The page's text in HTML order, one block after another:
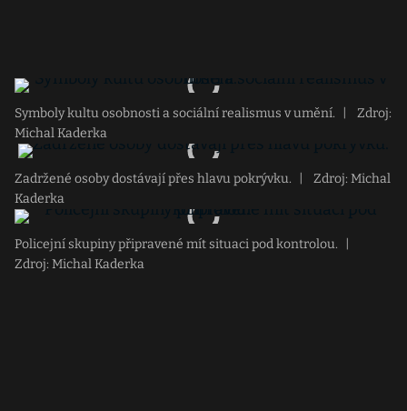
Symboly kultu osobnosti a sociální realismus v umění.
Zdroj:
Michal Kaderka
Zadržené osoby dostávají přes hlavu pokrývku.
Zdroj: Michal
Kaderka
Policejní skupiny připravené mít situaci pod kontrolou.
Zdroj: Michal Kaderka